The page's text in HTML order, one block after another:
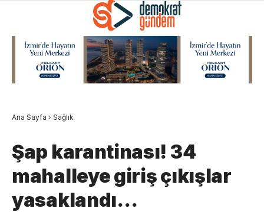
Ana Sayfa › Sağlık
Şap karantinası! 34
mahalleye giriş çıkışlar
yasaklandı…